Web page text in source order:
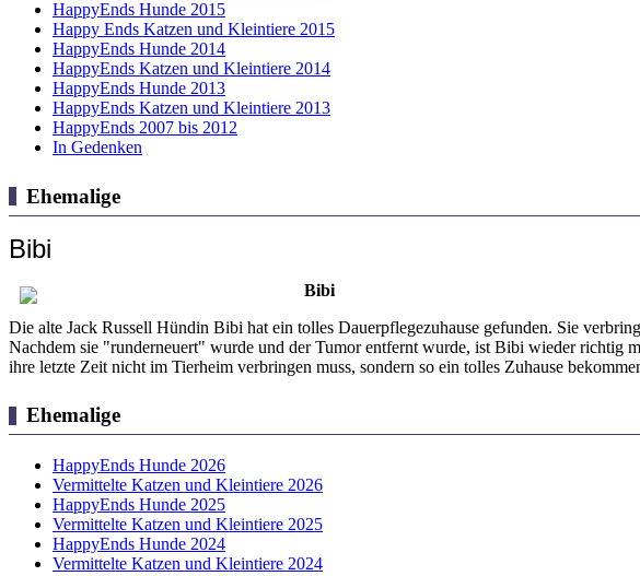
HappyEnds Hunde 2015
Happy Ends Katzen und Kleintiere 2015
HappyEnds Hunde 2014
HappyEnds Katzen und Kleintiere 2014
HappyEnds Hunde 2013
HappyEnds Katzen und Kleintiere 2013
HappyEnds 2007 bis 2012
In Gedenken
Ehemalige
Bibi
Bibi
Die alte Jack Russell Hündin Bibi hat ein tolles Dauerpflegezuhause gefunden. Sie
Nachdem sie "runderneuert" wurde und der Tumor entfernt wurde, ist Bibi wieder richtig
ihre letzte Zeit nicht im Tierheim verbringen muss, sondern so ein tolles Zuhause
Ehemalige
HappyEnds Hunde 2026
Vermittelte Katzen und Kleintiere 2026
HappyEnds Hunde 2025
Vermittelte Katzen und Kleintiere 2025
HappyEnds Hunde 2024
Vermittelte Katzen und Kleintiere 2024